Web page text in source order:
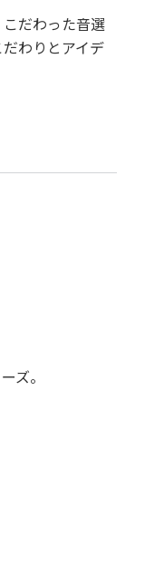
だわった音選
わりとアイデ
ズ。